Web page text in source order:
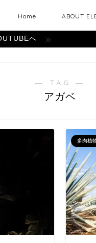
Home ABOUT
へ
― TAG ―
アガベ
多肉植